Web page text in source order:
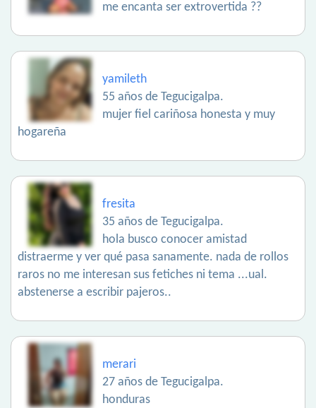
me encanta ser extrovertida ??
yamileth
55 años de Tegucigalpa.
mujer fiel cariñosa honesta y muy
hogareña
fresita
35 años de Tegucigalpa.
hola busco conocer amistad
distraerme y ver qué pasa sanamente. nada de rollos
raros no me interesan sus fetiches ni tema ...ual.
abstenerse a escribir pajeros..
merari
27 años de Tegucigalpa.
honduras